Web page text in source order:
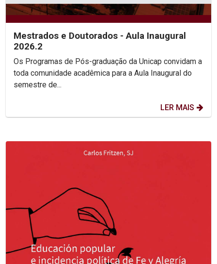
Mestrados e Doutorados - Aula Inaugural
2026.2
Os Programas de Pós-graduação da Unicap convidam a
toda comunidade acadêmica para a Aula Inaugural do
semestre de...
LER MAIS